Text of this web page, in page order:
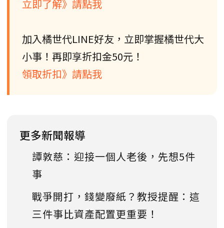
立即了解》請點我
加入橘世代LINE好友，立即掌握橘世代大
小事！再即享折扣金50元！
領取折扣》請點我
更多新聞報導
譚敦慈：迎接一個人老後，先想5件
事
戰爭開打，錢變廢紙？教授提醒：這
三件事比資產配置更重要！